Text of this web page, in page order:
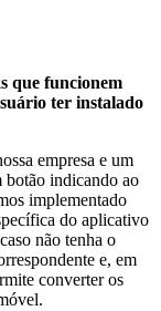
que funcionem
ter instalado
empresa e um
indicando ao
implementado
do aplicativo
não tenha o
e, em
converter os